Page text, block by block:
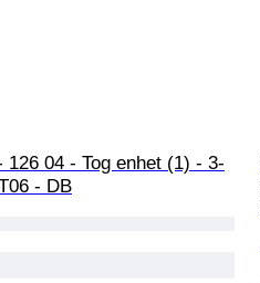
126 04 - Tog enhet (1) - 3-
- DB